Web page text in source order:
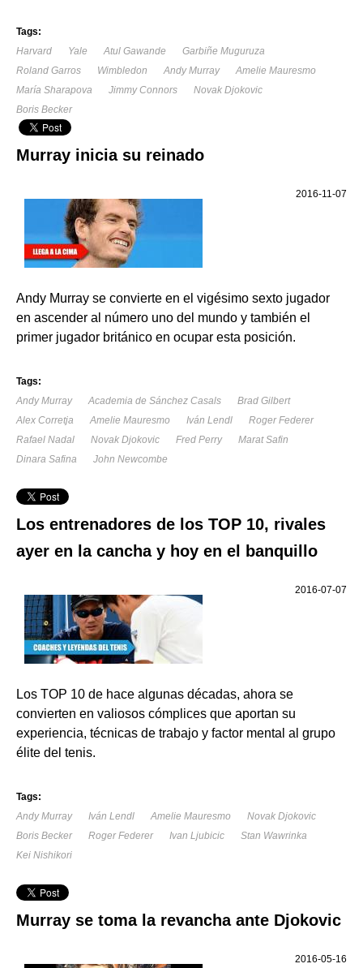
Tags:
Harvard
Yale Atul Gawande
Garbiñe Muguruza
Roland Garros
Wimbledon Andy Murray
Amelie Mauresmo
María Sharapova
Jimmy Connors
Novak Djokovic
Boris Becker
Murray inicia su reinado
2016-11-07
Andy Murray se convierte en el vigésimo sexto jugador
en ascender al número uno del mundo y también el
primer jugador británico en ocupar esta posición.
Tags:
Andy Murray
Academia de Sánchez Casals
Brad Gilbert
Alex Corretja
Amelie Mauresmo Iván Lendl
Roger Federer
Rafael Nadal
Novak Djokovic Fred Perry
Marat Safin
Dinara Safina
John Newcombe
Los entrenadores de los TOP 10, rivales
ayer en la cancha y hoy en el banquillo
2016-07-07
Los TOP 10 de hace algunas décadas, ahora se
convierten en valiosos cómplices que aportan su
experiencia, técnicas de trabajo y factor mental al grupo
élite del tenis.
Tags:
Andy Murray
Iván Lendl Amelie Mauresmo
Novak Djokovic
Boris Becker
Roger Federer Ivan Ljubicic
Stan Wawrinka
Kei Nishikori
Murray se toma la revancha ante Djokovic
2016-05-16